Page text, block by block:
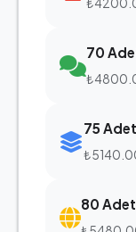
70
75
80 Adet